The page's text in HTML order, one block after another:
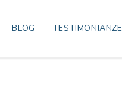
BLOG TESTIMONIANZE